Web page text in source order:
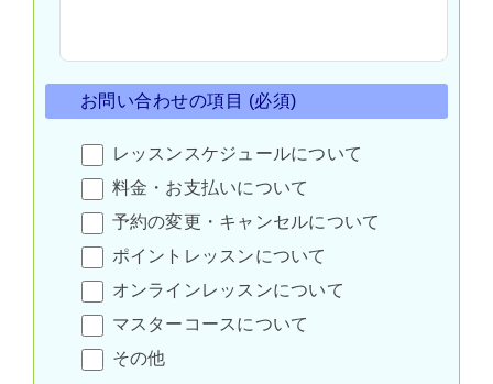
お問い合わせの項目 (必須)
レッスンスケジュールについて
料金・お支払いについて
予約の変更・キャンセルについて
ポイントレッスンについて
オンラインレッスンについて
マスターコースについて
その他